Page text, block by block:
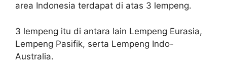
area Indonesia terdapat di atas 3 lempeng.
3 lempeng itu di antara lain Lempeng Eurasia,
Lempeng Pasifik, serta Lempeng Indo-
Australia.